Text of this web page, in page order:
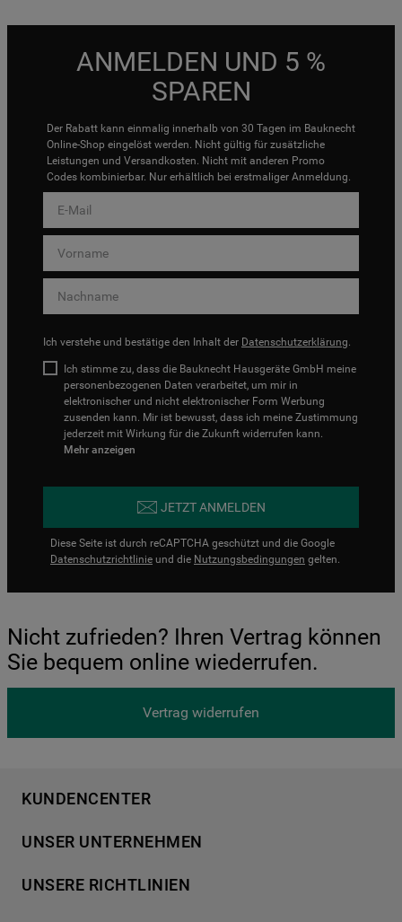
ANMELDEN UND 5 %
SPAREN
Der Rabatt kann einmalig innerhalb von 30 Tagen im Bauknecht
Online-Shop eingelöst werden. Nicht gültig für zusätzliche
Leistungen und Versandkosten. Nicht mit anderen Promo
Codes kombinierbar. Nur erhältlich bei erstmaliger Anmeldung.
Ich verstehe und bestätige den Inhalt der Datenschutzerklärung.
Ich stimme zu, dass die Bauknecht Hausgeräte GmbH meine
personenbezogenen Daten verarbeitet, um mir in
elektronischer und nicht elektronischer Form Werbung
zusenden kann. Mir ist bewusst, dass ich meine Zustimmung
jederzeit mit Wirkung für die Zukunft widerrufen kann.
Mehr anzeigen
JETZT ANMELDEN
Diese Seite ist durch reCAPTCHA geschützt und die Google
Datenschutzrichtlinie und die Nutzungsbedingungen gelten.
Nicht zufrieden? Ihren Vertrag können
Sie bequem online wiederrufen.
Vertrag widerrufen
KUNDENCENTER
Händlersuche
Häufige Fragen
UNSER UNTERNEHMEN
Für Händler
UNSERE RICHTLINIEN